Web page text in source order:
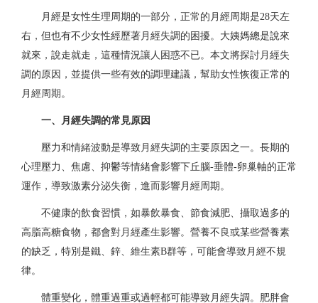
月經是女性生理周期的一部分，正常的月經周期是28天左
右，但也有不少女性經歷著月經失調的困擾。大姨媽總是說來
就來，說走就走，這種情況讓人困惑不已。本文將探討月經失
調的原因，並提供一些有效的調理建議，幫助女性恢復正常的
月經周期。
一、月經失調的常見原因
壓力和情緒波動是導致月經失調的主要原因之一。長期的
心理壓力、焦慮、抑鬱等情緒會影響下丘腦-垂體-卵巢軸的正常
運作，導致激素分泌失衡，進而影響月經周期。
不健康的飲食習慣，如暴飲暴食、節食減肥、攝取過多的
高脂高糖食物，都會對月經產生影響。營養不良或某些營養素
的缺乏，特別是鐵、鋅、維生素B群等，可能會導致月經不規
律。
體重變化， 體重過重或過輕都可能導致月經失調。肥胖會